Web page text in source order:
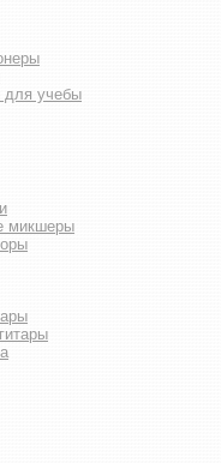
для учебы
микшеры